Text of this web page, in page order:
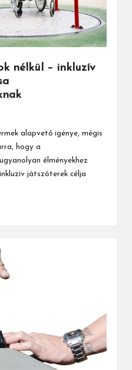
nélkül – inkluzív
alapvető igénye, mégis
hogy a
élményekhez
játszóterek célja